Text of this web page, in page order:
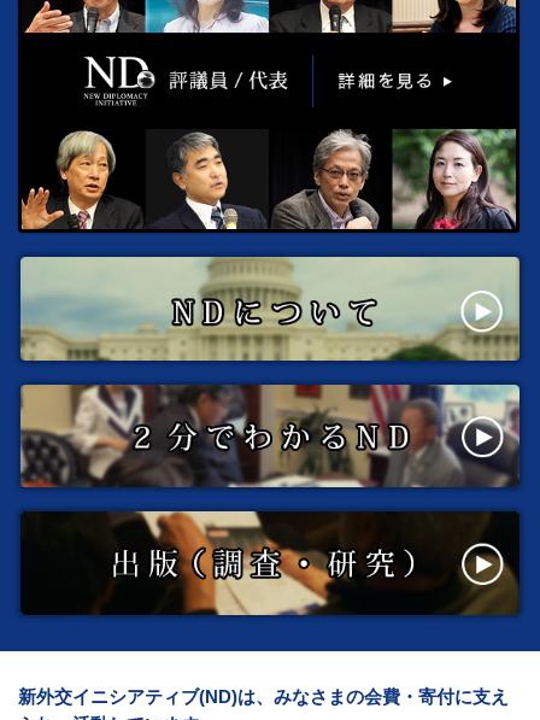
新外交イニシアティブ(ND)は、みなさまの会費・寄付に支え